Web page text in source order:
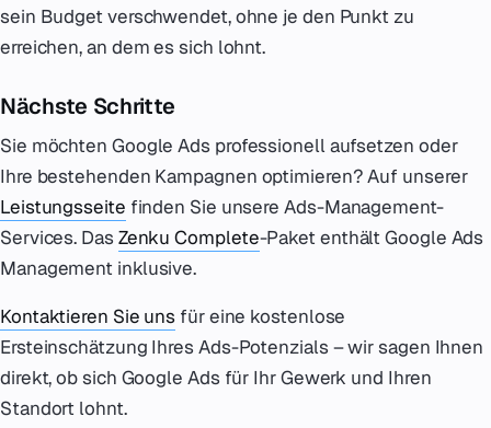
sein Budget verschwendet, ohne je den Punkt zu
erreichen, an dem es sich lohnt.
Nächste Schritte
Sie möchten Google Ads professionell aufsetzen oder
Ihre bestehenden Kampagnen optimieren? Auf unserer
Leistungsseite finden Sie unsere Ads-Management-
Services. DasZenku Complete-Paket enthält Google Ads
Management inklusive.
Kontaktieren Sie uns für eine kostenlose
Ersteinschätzung Ihres Ads-Potenzials – wir sagen Ihnen
direkt, ob sich Google Ads für Ihr Gewerk und Ihren
Standort lohnt.